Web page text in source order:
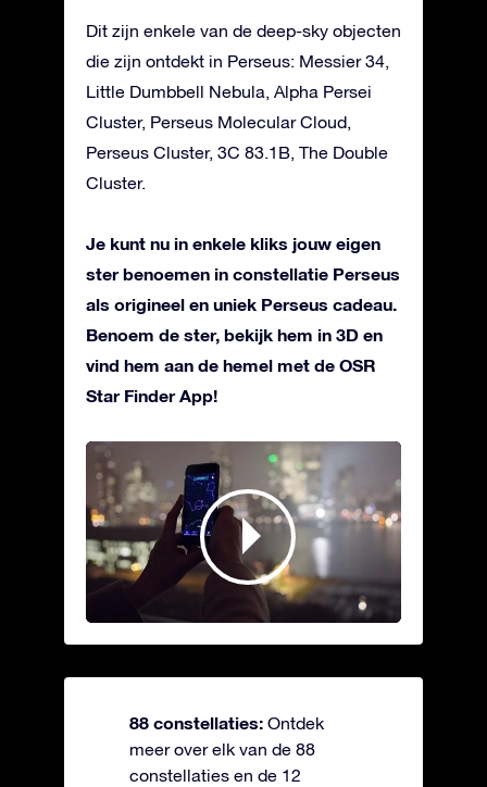
Dit zijn enkele van de deep-sky objecten
die zijn ontdekt in Perseus: Messier 34,
Little Dumbbell Nebula, Alpha Persei
Cluster, Perseus Molecular Cloud,
Perseus Cluster, 3C 83.1B, The Double
Cluster.
Je kunt nu in enkele kliks jouw eigen
ster benoemen in constellatie Perseus
als origineel en uniek Perseus cadeau.
Benoem de ster, bekijk hem in 3D en
vind hem aan de hemel met de OSR
Star Finder App!
88 constellaties: Ontdek
meer over elk van de 88
constellaties en de 12